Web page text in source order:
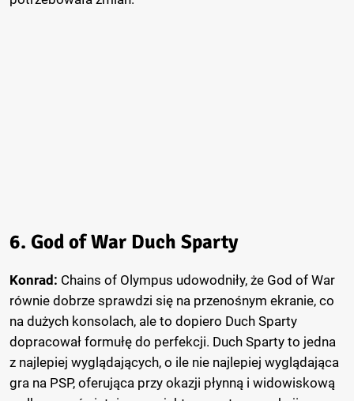
6. God of War Duch Sparty
Konrad: Chains of Olympus udowodniły, że God of War
równie dobrze sprawdzi się na przenośnym ekranie, co
na dużych konsolach, ale to dopiero Duch Sparty
dopracował formułę do perfekcji. Duch Sparty to jedna
z najlepiej wyglądających, o ile nie najlepiej wyglądająca
gra na PSP, oferująca przy okazji płynną i widowiskową